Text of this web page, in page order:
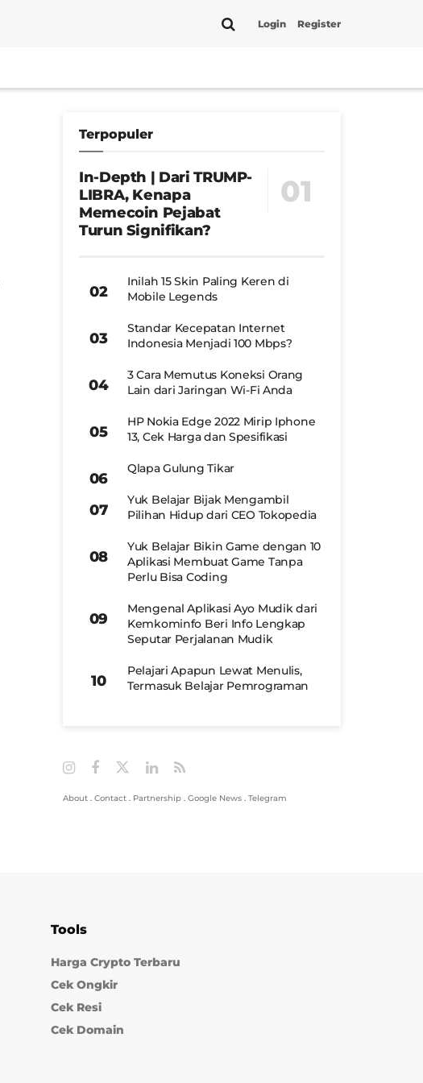
Login Register
Terpopuler
In-Depth | Dari TRUMP-
LIBRA, Kenapa
Memecoin Pejabat
Turun Signifikan?
Inilah 15 Skin Paling Keren di
Mobile Legends
Standar Kecepatan Internet
Indonesia Menjadi 100 Mbps?
3 Cara Memutus Koneksi Orang
Lain dari Jaringan Wi-Fi Anda
HP Nokia Edge 2022 Mirip Iphone
13, Cek Harga dan Spesifikasi
Qlapa Gulung Tikar
Yuk Belajar Bijak Mengambil
Pilihan Hidup dari CEO Tokopedia
Yuk Belajar Bikin Game dengan 10
Aplikasi Membuat Game Tanpa
Perlu Bisa Coding
Mengenal Aplikasi Ayo Mudik dari
Kemkominfo Beri Info Lengkap
Seputar Perjalanan Mudik
Pelajari Apapun Lewat Menulis,
Termasuk Belajar Pemrograman
About . Contact . Partnership . Google News . Telegram
Tools
Harga Crypto Terbaru
Cek Ongkir
Cek Resi
Cek Domain